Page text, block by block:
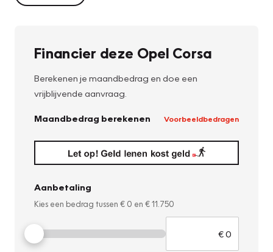
Financier deze Opel Corsa
Berekenen je maandbedrag en doe een
vrijblijvende aanvraag.
Maandbedrag berekenen Voorbeeldbedragen
Aanbetaling
Kies een bedrag tussen € 0 en € 11.750